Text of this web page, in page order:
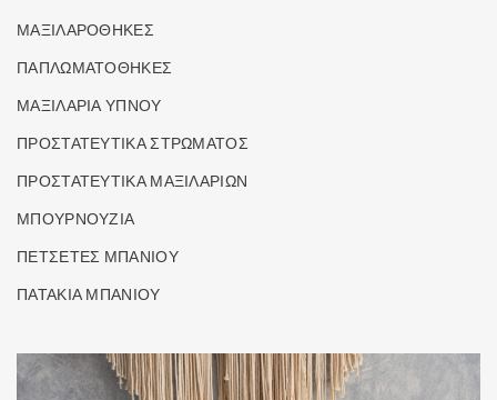
ΜΑΞΙΛΑΡΟΘΗΚΕΣ
ΠΑΠΛΩΜΑΤΟΘΗΚΕΣ
ΜΑΞΙΛΑΡΙΑ ΥΠΝΟΥ
ΠΡΟΣΤΑΤΕΥΤΙΚΑ ΣΤΡΩΜΑΤΟΣ
ΠΡΟΣΤΑΤΕΥΤΙΚΑ ΜΑΞΙΛΑΡΙΩΝ
ΜΠΟΥΡΝΟΥΖΙΑ
ΠΕΤΣΕΤΕΣ ΜΠΑΝΙΟΥ
ΠΑΤΑΚΙΑ ΜΠΑΝΙΟΥ